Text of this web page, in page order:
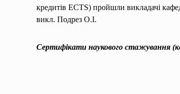
кредитів ECTS) пройшли викладачі
викл. Подрез О.І.
Сертифікати наукового стажування